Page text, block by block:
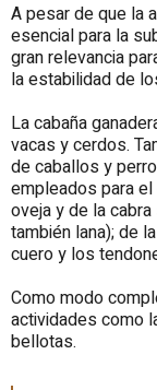
A pesar de que la
esencial para la
gran relevancia
la estabilidad de
La cabaña
vacas y cerdos.
de caballos y
empleados para
oveja y de la
también lana); de
cuero y los
Como modo
actividades como
bellotas.